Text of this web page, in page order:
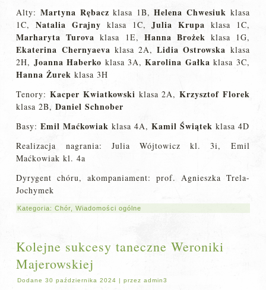
Alty:Martyna Rębacz klasa 1B,Helena Chwesiuk klasa
1C,Natalia Grajny klasa 1C,Julia Krupa klasa 1C,
Marharyta Turova klasa 1E, Hanna Brożek klasa 1G,
Ekaterina Chernyaeva klasa 2A,Lidia Ostrowska klasa
2H, Joanna Haberko klasa 3A,Karolina Gałka klasa 3C,
Hanna Żurek klasa 3H
Tenory:Kacper Kwiatkowski klasa 2A, Krzysztof Florek
klasa 2B,Daniel Schnober
Basy:Emil Maćkowiak klasa 4A,Kamil Świątek klasa 4D
Realizacja nagrania: Julia Wójtowicz kl. 3i, Emil
Maćkowiak kl. 4a
Dyrygent chóru, akompaniament: prof. Agnieszka Trela-
Jochymek
Kategoria:Chór ,Wiadomości ogólne
Kolejne sukcesy taneczne Weroniki
Majerowskiej
Dodane 30 października 2024 |przez admin3